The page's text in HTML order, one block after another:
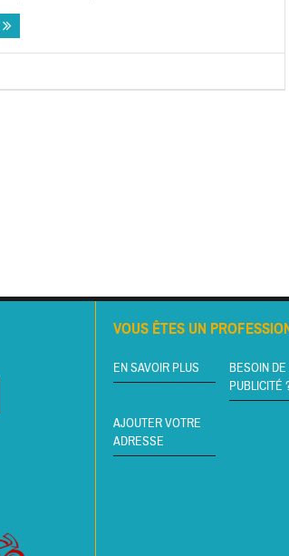
VOUS ÊTES UN
EN SAVOIR PLUS
BESOIN DE
PUBLICITÉ
AJOUTER VOTRE
ADRESSE